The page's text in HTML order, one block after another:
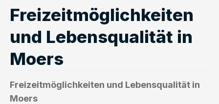
Freizeitmöglichkeiten
und Lebensqualität in
Moers
Freizeitmöglichkeiten und Lebensqualität in
Moers